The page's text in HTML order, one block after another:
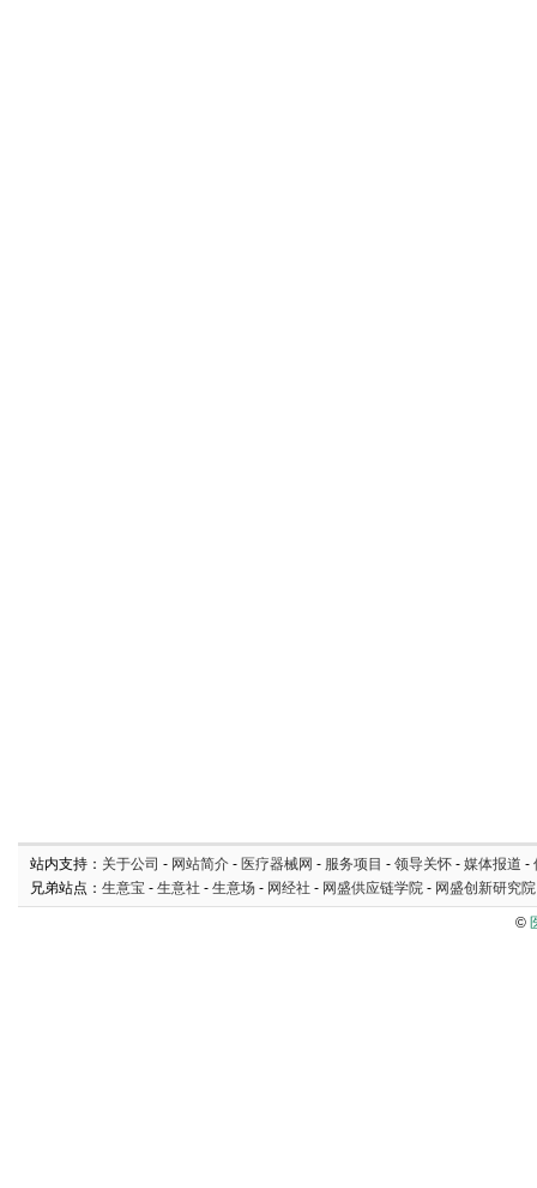
站内支持： 关于公司 - 网站简介 - 医疗器械网 - 服务项目 - 领导关怀 - 媒体报道 -
兄弟站点： 生意宝 - 生意社 - 生意场 - 网经社 - 网盛供应链学院 - 网盛创新研究院
©